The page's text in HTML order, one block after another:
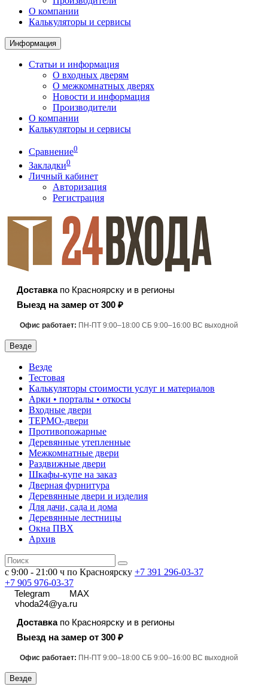
О компании
Калькуляторы и сервисы
Информация
Статьи и информация
О входных дверям
О межкомнатных дверях
Новости и информация
Производители
О компании
Калькуляторы и сервисы
Сравнение0
Закладки0
Личный кабинет
Авторизация
Регистрация
Доставкапо Красноярску и в регионы
Выезд на замер от 300 ₽
Офис работает: ПН-ПТ 9:00–18:00 СБ 9:00–16:00 ВС выходной
Везде
Везде
Тестовая
Калькуляторы стоимости услуг и материалов
Арки • порталы • откосы
Входные двери
ТЕРМО-двери
Противопожарные
Деревянные утепленные
Межкомнатные двери
Раздвижные двери
Шкафы-купе на заказ
Дверная фурнитура
Деревянные двери и изделия
Для дачи, сада и дома
Деревянные лестницы
Окна ПВХ
Архив
с 9:00 - 21:00 ч по Красноярску +7 391 296-03-37
+7 905 976-03-37
Telegram
MAX
vhoda24@ya.ru
Доставкапо Красноярску и в регионы
Выезд на замер от 300 ₽
Офис работает: ПН-ПТ 9:00–18:00 СБ 9:00–16:00 ВС выходной
Везде